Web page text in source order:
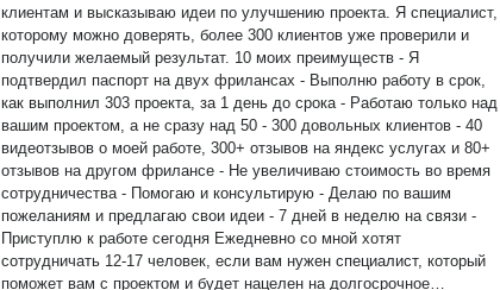
клиентам и высказываю идеи по улучшению проекта. Я специалист,
которому можно доверять, более 300 клиентов уже проверили и
получили желаемый результат. 10 моих преимуществ - Я
подтвердил паспорт на двух фрилансах - Выполню работу в срок,
как выполнил 303 проекта, за 1 день до срока - Работаю только над
вашим проектом, а не сразу над 50 - 300 довольных клиентов - 40
видеотзывов о моей работе, 300+ отзывов на яндекс услугах и 80+
отзывов на другом фрилансе - Не увеличиваю стоимость во время
сотрудничества - Помогаю и консультирую - Делаю по вашим
пожеланиям и предлагаю свои идеи - 7 дней в неделю на связи -
Приступлю к работе сегодня Ежедневно со мной хотят
сотрудничать 12-17 человек, если вам нужен специалист, который
поможет вам с проектом и будет нацелен на долгосрочное